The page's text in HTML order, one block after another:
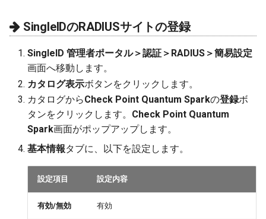
SingleIDのRADIUSサイトの登録
SingleID 管理者ポータル＞認証＞RADIUS＞簡易設定
画面へ移動します。
カタログ表示ボタンをクリックします。
カタログからCheck Point Quantum Sparkの登録ボ
タンをクリックします。 Check Point Quantum
Spark画面がポップアップします。
基本情報タブに、以下を設定します。
設定項目 設定内容
有効/無効 有効